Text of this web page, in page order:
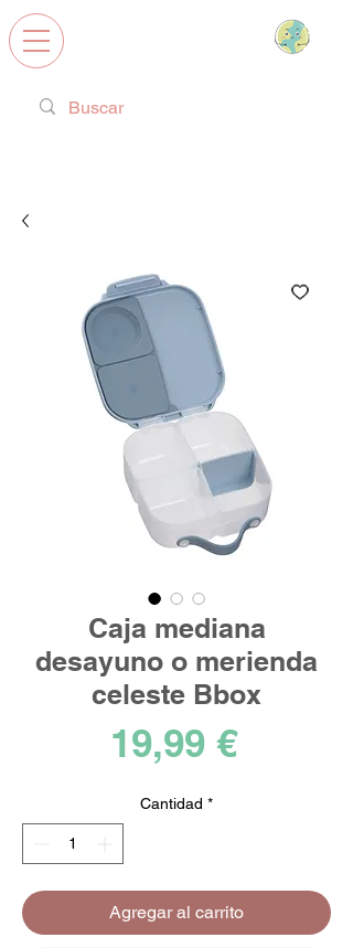
Caja mediana
desayuno o merienda
celeste Bbox
19,99 €Precio
Cantidad *
Agregar al carrito